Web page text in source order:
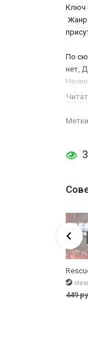
Ключ
Жанр
По
нет,
449